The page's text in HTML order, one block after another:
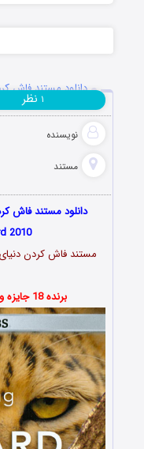
2010
نویسنده
مستند
۱ نظر
دانلود مستند فاش
2010
برنده 18 جایزه و کاندیدای دریافت 53 جایزه دیگر